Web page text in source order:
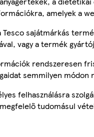
amelyek a
Tesco sajátmárkás
vagy a termék
rendszeresen
semmilyen módon
felhasználásra
tudomásul